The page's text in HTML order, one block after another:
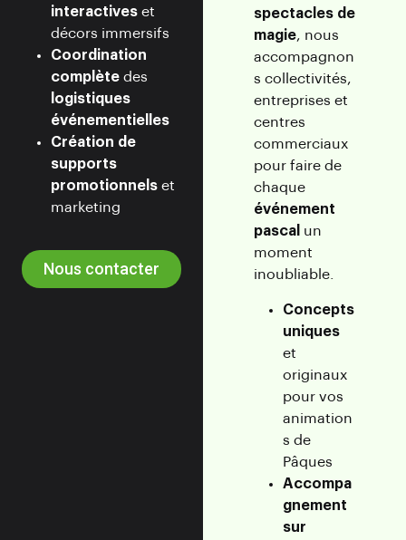
interactives et
décors immersifs
Coordination
complète des
logistiques
événementielles
Création de
supports
promotionnels et
marketing
Nous contacter
spectacles de
magie, nous
accompagnon
s collectivités,
entreprises et
centres
commerciaux
pour faire de
chaque
événement
pascal un
moment
inoubliable.
Concepts
uniques
et
originaux
pour vos
animation
s de
Pâques
Accompa
gnement
sur